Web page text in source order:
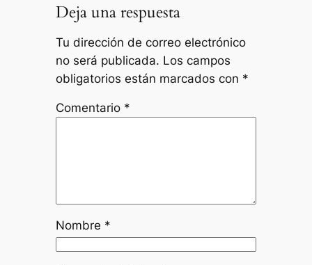
Deja una respuesta
Tu dirección de correo electrónico
no será publicada. Los campos
obligatorios están marcados con *
Comentario *
Nombre *